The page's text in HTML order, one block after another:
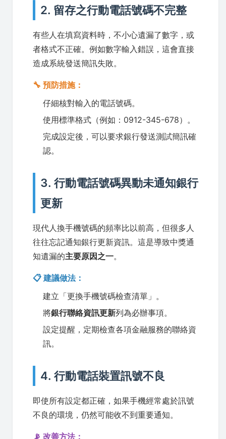
2. 留存之行動電話號碼不完整
有些人在填寫資料時，不小心遺漏了數字，或
者格式不正確。例如數字輸入錯誤，這會直接
造成系統發送簡訊失敗。
🔧 預防措施：
仔細核對輸入的電話號碼。
使用標準格式（例如：0912-345-678）。
完成設定後，可以要求銀行發送測試簡訊確
認。
3. 行動電話號碼異動未通知銀行
更新
現代人換手機號碼的頻率比以前高，但很多人
往往忘記通知銀行更新資訊。這是導致中獎通
知遺漏的主要原因之一。
📋 建議做法：
建立「更換手機號碼檢查清單」。
將銀行聯絡資訊更新列為必辦事項。
設定提醒，定期檢查各項金融服務的聯絡資
訊。
4. 行動電話裝置訊號不良
即使所有設定都正確，如果手機經常處於訊號
不良的環境，仍然可能收不到重要通知。
📡 改善方法：